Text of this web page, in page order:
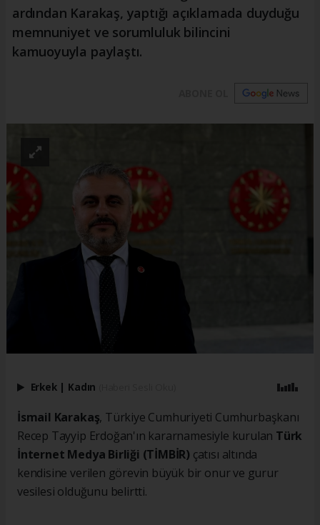
ardından Karakaş, yaptığı açıklamada duyduğu
memnuniyet ve sorumluluk bilincini
kamuoyuyla paylaştı.
Erkek | Kadın
İsmail Karakaş, Türkiye Cumhuriyeti Cumhurbaşkanı
Recep Tayyip Erdoğan'ın kararnamesiyle kurulan Türk
İnternet Medya Birliği (TİMBİR) çatısı altında
kendisine verilen görevin büyük bir onur ve gurur
vesilesi olduğunu belirtti.